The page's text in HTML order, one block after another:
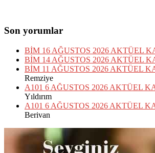
Son yorumlar
BİM 16 AĞUSTOS 2026 AKTÜEL
BİM 14 AĞUSTOS 2026 AKTÜEL
BİM 11 AĞUSTOS 2026 AKTÜEL
Remziye
A101 6 AĞUSTOS 2026 AKTÜEL
Yıldırım
A101 6 AĞUSTOS 2026 AKTÜEL
Berivan